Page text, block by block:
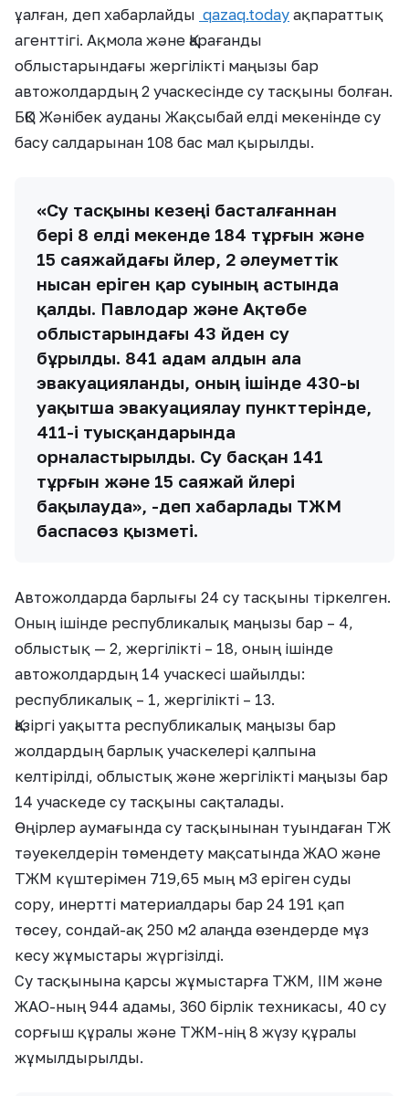
ұалған, деп хабарлайды qazaq.today ақпараттық
агенттігі. Ақмола және Қарағанды
облыстарындағы жергілікті маңызы бар
автожолдардың 2 учаскесінде су тасқыны болған.
БҚО Жәнібек ауданы Жақсыбай елді мекенінде су
басу салдарынан 108 бас мал қырылды.
«Су тасқыны кезеңі басталғаннан
бері 8 елді мекенде 184 тұрғын және
15 саяжайдағы үйлер, 2 әлеуметтік
нысан еріген қар суының астында
қалды. Павлодар және Ақтөбе
облыстарындағы 43 үйден су
бұрылды. 841 адам алдын ала
эвакуацияланды, оның ішінде 430-ы
уақытша эвакуациялау пункттерінде,
411-і туысқандарында
орналастырылды. Су басқан 141
тұрғын және 15 саяжай үйлері
бақылауда», -деп хабарлады ТЖМ
баспасөз қызметі.
Автожолдарда барлығы 24 су тасқыны тіркелген.
Оның ішінде республикалық маңызы бар – 4,
облыстық — 2, жергілікті – 18, оның ішінде
автожолдардың 14 учаскесі шайылды:
республикалық – 1, жергілікті – 13.
Қазіргі уақытта республикалық маңызы бар
жолдардың барлық учаскелері қалпына
келтірілді, облыстық және жергілікті маңызы бар
14 учаскеде су тасқыны сақталады.
Өңірлер аумағында су тасқынынан туындаған ТЖ
тәуекелдерін төмендету мақсатында ЖАО және
ТЖМ күштерімен 719,65 мың м3 еріген суды
сору, инертті материалдары бар 24 191 қап
төсеу, сондай-ақ 250 м2 алаңда өзендерде мұз
кесу жұмыстары жүргізілді.
Су тасқынына қарсы жұмыстарға ТЖМ, ІІМ және
ЖАО-ның 944 адамы, 360 бірлік техникасы, 40 су
сорғыш құралы және ТЖМ-нің 8 жүзу құралы
жұмылдырылды.